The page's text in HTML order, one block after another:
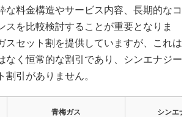
な料金構造やサービス内容、長期的なコ
スを比較検討することが重要となりま
スセット割を提供していますが、これは
なく恒常的な割引であり、シンエナジー
割引がありません。
青梅ガス シンエナ